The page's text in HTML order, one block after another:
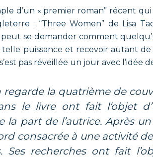
d’un « premier roman” récent qui
: “Three Women” de Lisa
peut se demander comment
puissance et recevoir autant
pas réveillée un jour avec l’idée
le livre ont fait l’objet
la part de l’autrice. Après
consacrée à une activité
Ses recherches ont fait